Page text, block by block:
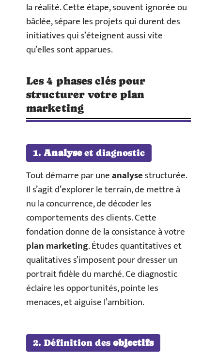
la réalité. Cette étape, souvent ignorée ou
bâclée, sépare les projets qui durent des
initiatives qui s’éteignent aussi vite
qu’elles sont apparues.
Les 4 phases clés pour
structurer votre plan
marketing
1.Analyseet diagnostic
Tout démarre par uneanalysestructurée.
Il s’agit d’explorer le terrain, de mettre à
nu la concurrence, de décoder les
comportements des clients. Cette
fondation donne de la consistance à votre
plan marketing. Études quantitatives et
qualitatives s’imposent pour dresser un
portrait fidèle du marché. Ce diagnostic
éclaire les opportunités, pointe les
menaces, et aiguise l’ambition.
2. Définition des objectifs